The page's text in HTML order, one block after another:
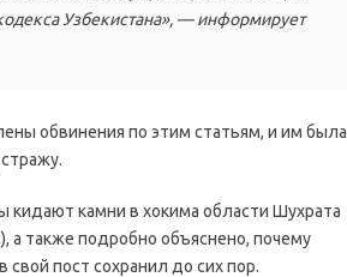
Узбекистана», — информирует
обвинения по этим статьям, и им была
кидают камни в хокима области Шухрата
а также подробно объяснено, почему
свой пост сохранил до сих пор.